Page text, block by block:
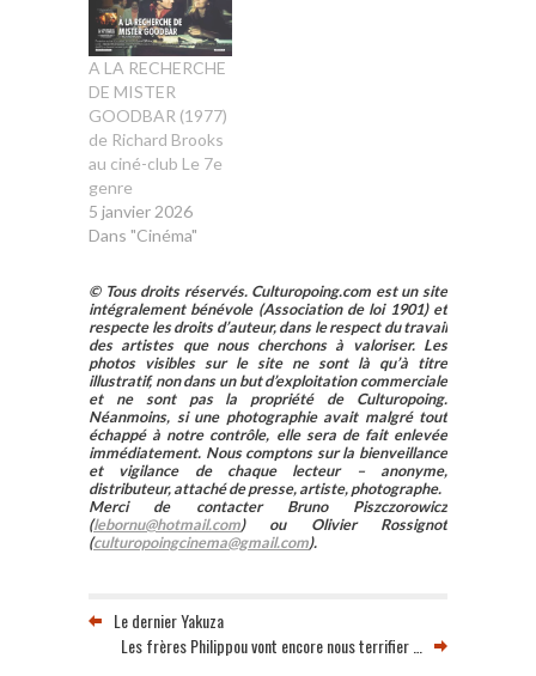
A LA RECHERCHE
DE MISTER
GOODBAR (1977)
de Richard Brooks
au ciné-club Le 7e
genre
5 janvier 2026
Dans "Cinéma"
© Tous droits réservés. Culturopoing.com est un site
intégralement bénévole (Association de loi 1901) et
respecte les droits d’auteur, dans le respect du travail
des artistes que nous cherchons à valoriser. Les
photos visibles sur le site ne sont là qu’à titre
illustratif, non dans un but d’exploitation commerciale
et ne sont pas la propriété de Culturopoing.
Néanmoins, si une photographie avait malgré tout
échappé à notre contrôle, elle sera de fait enlevée
immédiatement. Nous comptons sur la bienveillance
et vigilance de chaque lecteur – anonyme,
distributeur, attaché de presse, artiste, photographe.
Merci de contacter Bruno Piszczorowicz
(lebornu@hotmail.com) ou Olivier Rossignot
(culturopoingcinema@gmail.com).
Le dernier Yakuza
Les frères Philippou vont encore nous terrifier …